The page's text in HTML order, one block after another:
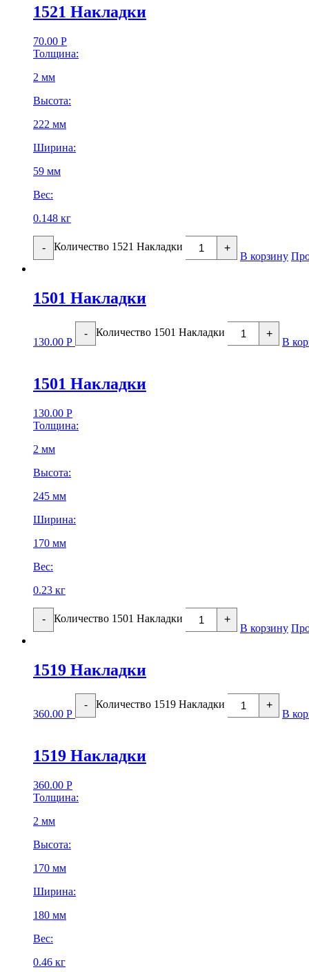
1521 Накладки
70.00 Р
Толщина:
2 мм
Высота:
222 мм
Ширина:
59 мм
Вес:
0.148 кг
- Количество 1521 Накладки +
В корзину
1501 Накладки
130.00 Р
- Количество 1501 Накладки +
В
1501 Накладки
130.00 Р
Толщина:
2 мм
Высота:
245 мм
Ширина:
170 мм
Вес:
0.23 кг
- Количество 1501 Накладки +
В корзину
1519 Накладки
360.00 Р
- Количество 1519 Накладки +
В
1519 Накладки
360.00 Р
Толщина:
2 мм
Высота:
170 мм
Ширина:
180 мм
Вес:
0.46 кг